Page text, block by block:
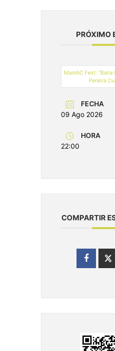
PRÓXIMO
ManIAC Fest: “Baila
Pereira
FECHA
09 Ago 2026
HORA
22:00
COMPARTIR